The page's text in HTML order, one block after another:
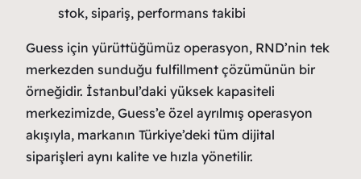
stok, sipariş, performans takibi
Guess için yürüttüğümüz operasyon, RND’nin tek
merkezden sunduğu fulfillment çözümünün bir
örneğidir. İstanbul’daki yüksek kapasiteli
merkezimizde, Guess’e özel ayrılmış operasyon
akışıyla, markanın Türkiye’deki tüm dijital
siparişleri aynı kalite ve hızla yönetilir.